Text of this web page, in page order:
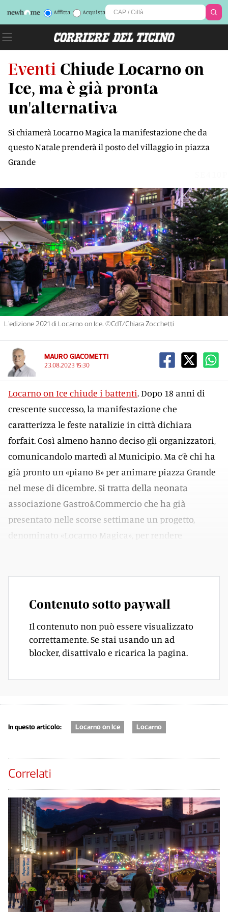
Affitta Acquista
Eventi Chiude Locarno on
Ice, ma è già pronta
un'alternativa
Si chiamerà Locarno Magica la manifestazione che da
questo Natale prenderà il posto del villaggio in piazza
Grande
L'edizione 2021 di Locarno on Ice. ©CdT/Chiara Zocchetti
MAURO GIACOMETTI
23.08.2023 15:30
Locarno on Ice chiude i battenti. Dopo 18 anni di
crescente successo, la manifestazione che
caratterizza le feste natalizie in città dichiara
forfait. Così almeno hanno deciso gli organizzatori,
comunicandolo martedì al Municipio. Ma c’è chi ha
già pronto un «piano B» per animare piazza Grande
nel mese di dicembre. Si tratta della neonata
associazione Gastro&Commercio che ha già
presentato nelle scorse settimane un progetto,
denominato «Locarno Magica», per rendere
Contenuto sotto paywall
Il contenuto non può essere visualizzato
correttamente. Se stai usando un ad
blocker, disattivalo e ricarica la pagina.
In questo articolo: Locarno on Ice Locarno
Correlati